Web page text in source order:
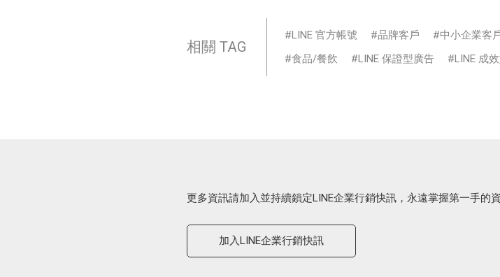
相關 TAG
LINE 官方帳號 品牌客戶 中小企業客
食品/餐飲
LINE 保證型廣告 LINE 成
更多資訊請加入並持續鎖定LINE企業行銷快訊，永遠掌握第一手的資
加入LINE企業行銷快訊